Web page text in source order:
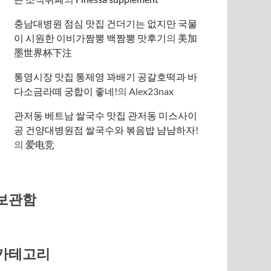
충남대병원 점심 맛집 건더기는 없지만 국물
이 시원한 이비가짬뽕 백짬뽕 맛후기의 美加
墨世界杯下注
통영시장 맛집 통제영 꽈배기 공갈호떡과 바
다소금라떼 궁합이 좋네!의Alex23nax
관저동 베트남 쌀국수 맛집 관저동 미스사이
공 건양대병원점 쌀국수와 볶음밥 냠냠하자!
의 爱电竞
관함
테고리